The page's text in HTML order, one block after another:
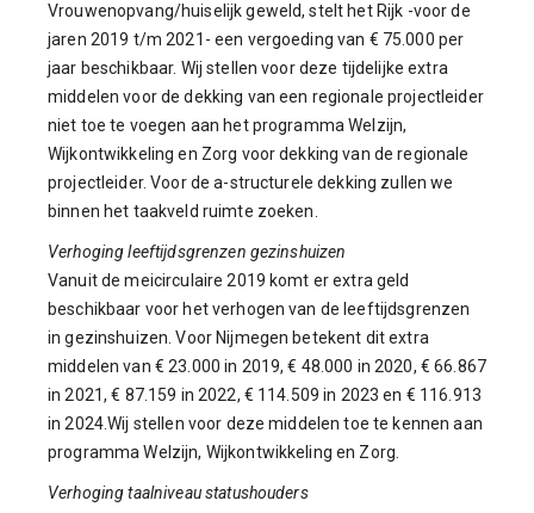
Vrouwenopvang/huiselijk geweld, stelt het Rijk -voor de
jaren 2019 t/m 2021- een vergoeding van € 75.000 per
jaar beschikbaar. Wij stellen voor deze tijdelijke extra
middelen voor de dekking van een regionale projectleider
niet toe te voegen aan het programma Welzijn,
Wijkontwikkeling en Zorg voor dekking van de regionale
projectleider. Voor de a-structurele dekking zullen we
binnen het taakveld ruimte zoeken.
Verhoging leeftijdsgrenzen gezinshuizen
Vanuit de meicirculaire 2019 komt er extra geld
beschikbaar voor het verhogen van de leeftijdsgrenzen
in gezinshuizen. Voor Nijmegen betekent dit extra
middelen van € 23.000 in 2019, € 48.000 in 2020, € 66.867
in 2021, € 87.159 in 2022, € 114.509 in 2023 en € 116.913
in 2024.Wij stellen voor deze middelen toe te kennen aan
programma Welzijn, Wijkontwikkeling en Zorg.
Verhoging taalniveau statushouders